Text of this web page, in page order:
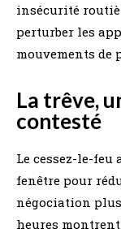
insécurité
perturber les
mouvements de
La trêve,
contesté
Le cessez-le-
fenêtre pour
négociation
heures montrent